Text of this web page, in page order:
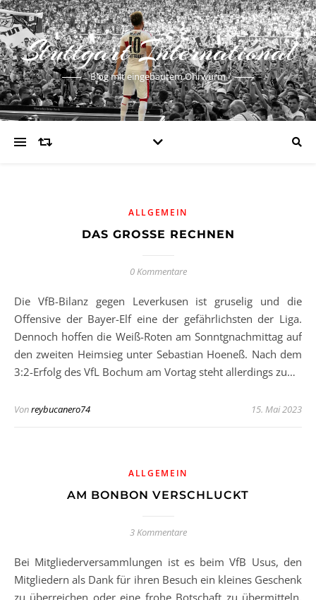
Stuttgart International
Blog mit eingebautem Ohrwurm
ALLGEMEIN
DAS GROSSE RECHNEN
0 Kommentare
Die VfB-Bilanz gegen Leverkusen ist gruselig und die
Offensive der Bayer-Elf eine der gefährlichsten der Liga.
Dennoch hoffen die Weiß-Roten am Sonntgnachmittag auf
den zweiten Heimsieg unter Sebastian Hoeneß. Nach dem
3:2-Erfolg des VfL Bochum am Vortag steht allerdings zu…
Vonreybucanero74 15. Mai 2023
ALLGEMEIN
AM BONBON VERSCHLUCKT
3 Kommentare
Bei Mitgliederversammlungen ist es beim VfB Usus, den
Mitgliedern als Dank für ihren Besuch ein kleines Geschenk
zu überreichen oder eine frohe Botschaft zu übermitteln.